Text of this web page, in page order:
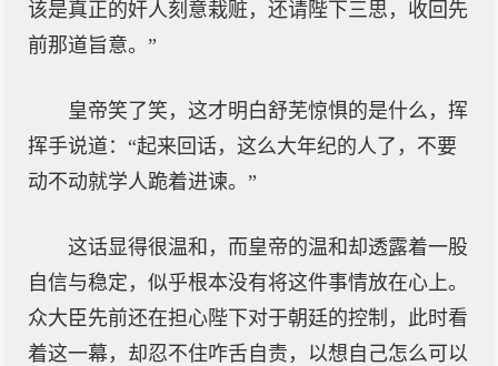
该是真正的奸人刻意栽赃，还请陛下三思，收回先
前那道旨意。”
皇帝笑了笑，这才明白舒芜惊惧的是什么，挥
挥手说道：“起来回话，这么大年纪的人了，不要
动不动就学人跪着进谏。”
这话显得很温和，而皇帝的温和却透露着一股
自信与稳定，似乎根本没有将这件事情放在心上。
众大臣先前还在担心陛下对于朝廷的控制，此时看
着这一幕，却忍不住咋舌自责，以想自己怎么可以